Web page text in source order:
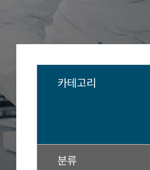
카테고리
분류